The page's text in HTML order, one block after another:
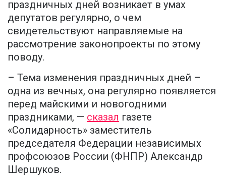
праздничных дней возникает в умах
депутатов регулярно, о чем
свидетельствуют направляемые на
рассмотрение законопроекты по этому
поводу.
– Тема изменения праздничных дней –
одна из вечных, она регулярно появляется
перед майскими и новогодними
праздниками, — сказал газете
«Солидарность» заместитель
председателя Федерации независимых
профсоюзов России (ФНПР) Александр
Шершуков.